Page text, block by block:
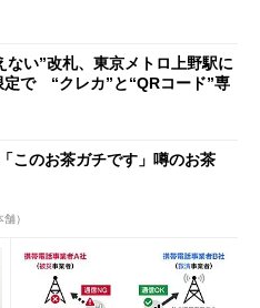
ない”改札、東京メトロ上野駅に
で “クレカ”と“QRコード”専
このお茶ガチです」噂のお茶
）